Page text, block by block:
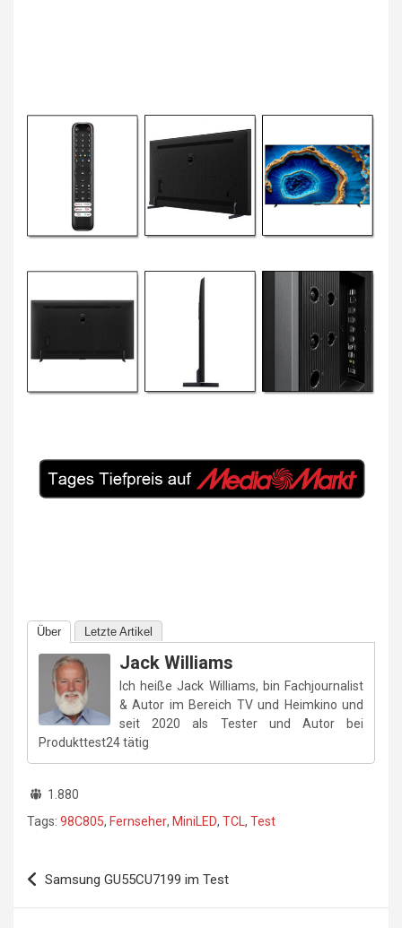
Über Letzte Artikel
Jack Williams
Ich heiße Jack Williams, bin Fachjournalist
& Autor im Bereich TV und Heimkino und
seit 2020 als Tester und Autor bei
Produkttest24 tätig
1.880
Tags: 98C805, Fernseher, MiniLED, TCL , Test
Beitragsnavigation
Samsung GU55CU7199 im Test